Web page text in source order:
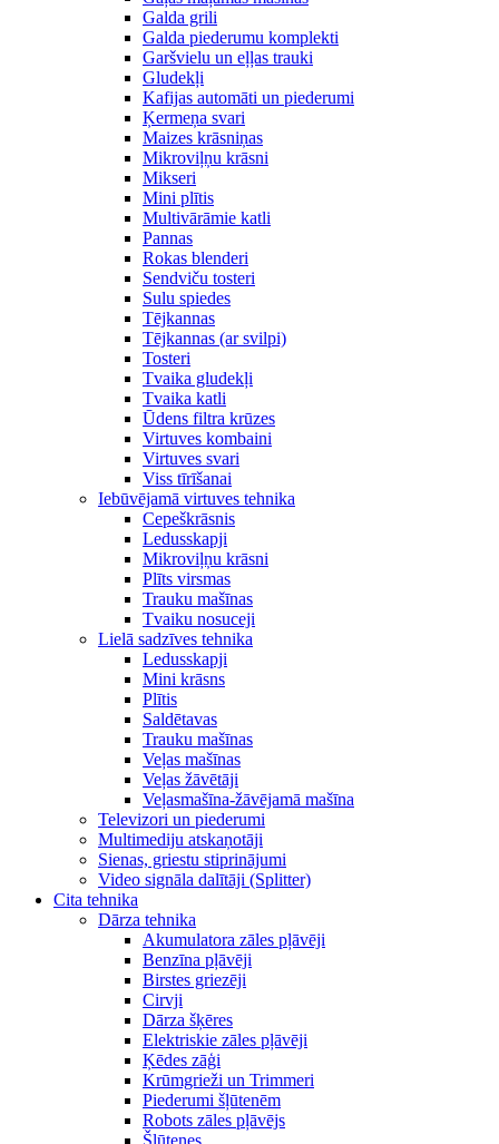
Galda grili
Galda piederumu komplekti
Garšvielu un eļļas trauki
Gludekļi
Kafijas automāti un piederumi
Ķermeņa svari
Maizes krāsniņas
Mikroviļņu krāsni
Mikseri
Mini plītis
Multivārāmie katli
Pannas
Rokas blenderi
Sendviču tosteri
Sulu spiedes
Tējkannas
Tējkannas (ar svilpi)
Tosteri
Tvaika gludekļi
Tvaika katli
Ūdens filtra krūzes
Virtuves kombaini
Virtuves svari
Viss tīrīšanai
Iebūvējamā virtuves tehnika
Cepeškrāsnis
Ledusskapji
Mikroviļņu krāsni
Plīts virsmas
Trauku mašīnas
Tvaiku nosuceji
Lielā sadzīves tehnika
Ledusskapji
Mini krāsns
Plītis
Saldētavas
Trauku mašīnas
Veļas mašīnas
Veļas žāvētāji
Veļasmašīna-žāvējamā mašīna
Televizori un piederumi
Multimediju atskaņotāji
Sienas, griestu stiprinājumi
Video signāla dalītāji (Splitter)
Cita tehnika
Dārza tehnika
Akumulatora zāles pļāvēji
Benzīna pļāvēji
Birstes griezēji
Cirvji
Dārza šķēres
Elektriskie zāles pļāvēji
Ķēdes zāģi
Krūmgrieži un Trimmeri
Piederumi šļūtenēm
Robots zāles pļāvējs
Šļūtenes